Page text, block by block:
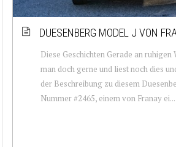
DUESENBERG MODEL J VON
Diese Geschichten Gerade an ruhigen
man doch gerne und liest noch dies
der Beschreibung zu diesem
Nummer #2465, einem von Franay ei...